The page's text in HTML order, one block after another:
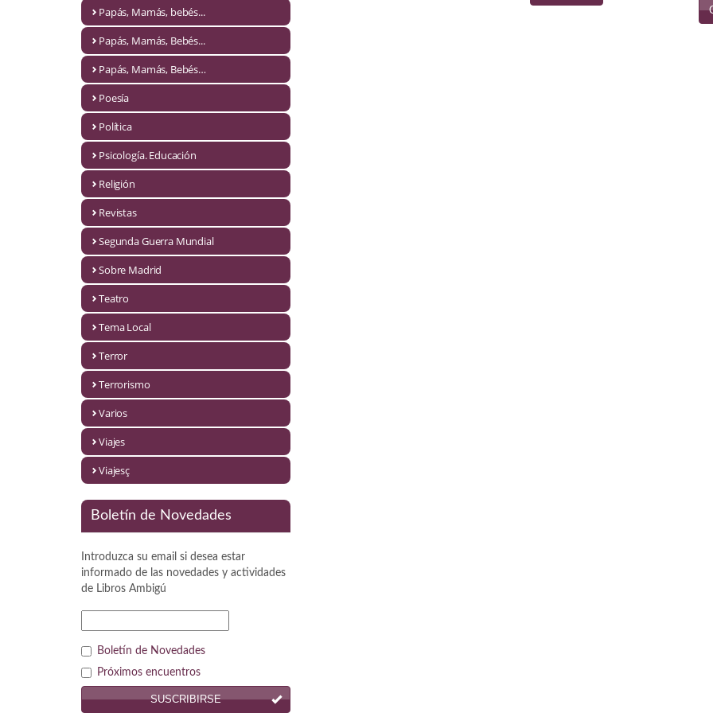
Novela Extranjera
Novela fantástica
Novela romántica
Otros idiomas
Papás, Mamás, bebés...
Papás, Mamás, Bebés...
Papás, Mamás, Bebés…
Psicología. Educación
Segunda Guerra Mundial
Papás, Mamás, bebés...
Papás, Mamás, Bebés...
Papás, Mamás, Bebés…
Poesía
Política
Psicología. Educación
Religión
Revistas
Segunda Guerra Mundial
Sobre Madrid
Teatro
Tema Local
Terror
Terrorismo
Varios
Viajes
Viajesç
Boletín de Novedades
Introduzca su email si desea estar
informado de las novedades y actividades
de Libros Ambigú
Boletín de Novedades
Próximos encuentros
SUSCRIBIRSE